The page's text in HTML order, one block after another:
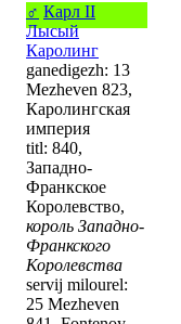
♂ Карл II
Лысый
Каролинг
ganedigezh: 13
Mezheven 823,
Каролингская
империя
titl: 840,
Западно-
Франкское
Королевство,
король Западно-
Франкского
Королевства
servij milourel:
25 Mezheven